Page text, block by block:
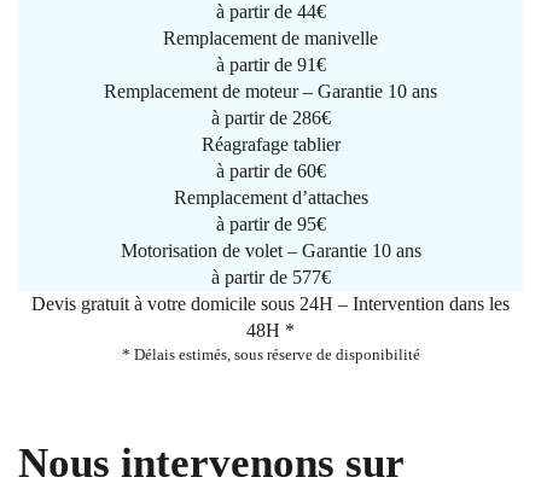
à partir de 44€
Remplacement de manivelle
à partir de 91€
Remplacement de moteur – Garantie 10 ans
à partir de 286€
Réagrafage tablier
à partir de 60€
Remplacement d’attaches
à partir de 95€
Motorisation de volet – Garantie 10 ans
à partir de 577€
Devis gratuit à votre domicile sous 24H – Intervention dans les
48H *
* Délais estimés, sous réserve de disponibilité
Nous intervenons sur